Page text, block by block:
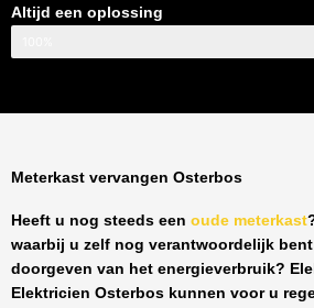
Altijd een oplossing
Meterkast vervangen Osterbos
Heeft u nog steeds een oude meterkast
waarbij u zelf nog verantwoordelijk
doorgeven van het energieverbruik?
Elektricien Osterbos kunnen voor u